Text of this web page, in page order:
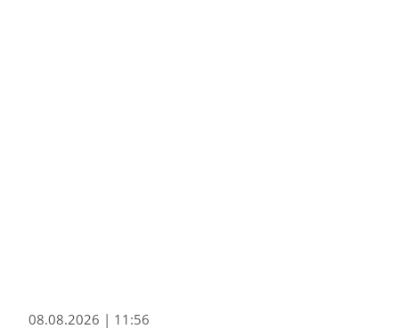
08.08.2026 | 11:56